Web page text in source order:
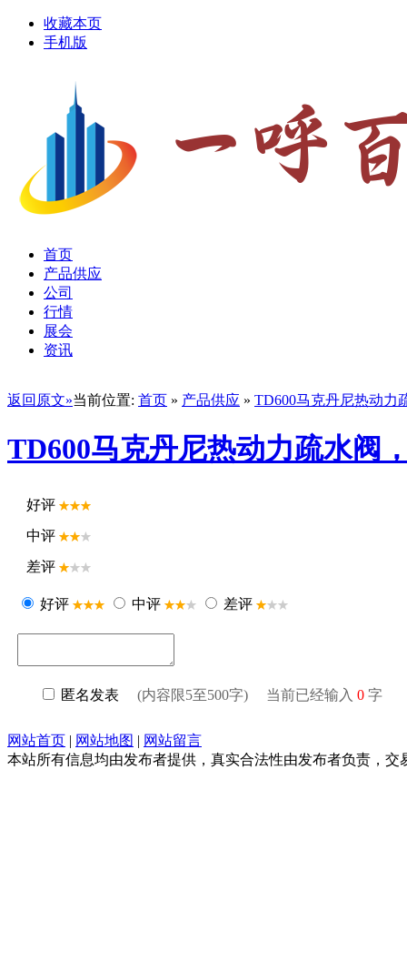
收藏本页
手机版
首页
产品供应
公司
行情
展会
资讯
返回原文»当前位置: 首页 » 产品供应 » TD600马克丹尼热动力
TD600马克丹尼热动力疏水阀
好评
中评
差评
好评 中评 差评
匿名发表 (内容限5至500字) 当前已经输入 0 字
网站首页 | 网站地图 | 网站留言
本站所有信息均由发布者提供，真实合法性由发布者负责，